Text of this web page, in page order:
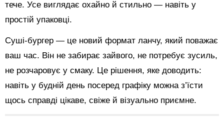
тече. Усе виглядає охайно й стильно — навіть у
простій упаковці.
Суші-бургер — це новий формат ланчу, який поважає
ваш час. Він не забирає зайвого, не потребує зусиль,
не розчаровує у смаку. Це рішення, яке доводить:
навіть у будній день посеред графіку можна з’їсти
щось справді цікаве, свіже й візуально приємне.